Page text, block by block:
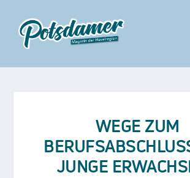
WEGE ZUM
JUNGE